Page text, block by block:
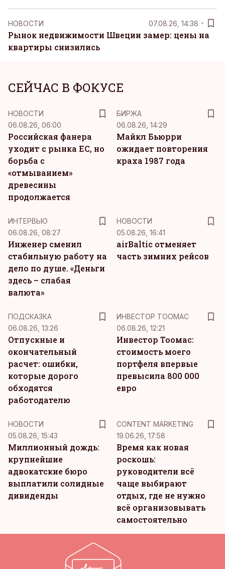
НОВОСТИ 07.08.26, 14:38
Рынок недвижимости Швеции замер: цены на
квартиры снизились
СЕЙЧАС В ФОКУСЕ
НОВОСТИ
06.08.26, 06:00
Российская фанера
уходит с рынка ЕС, но
борьба с
«отмыванием»
древесины
продолжается
БИРЖА
06.08.26, 14:29
Майкл Бьюрри
ожидает повторения
краха 1987 года
ИНТЕРВЬЮ
06.08.26, 08:27
Инженер сменил
стабильную работу на
дело по душе. «Деньги
здесь – слабая
валюта»
НОВОСТИ
05.08.26, 16:41
airBaltic отменяет
часть зимних рейсов
ПОДСКАЗКА
06.08.26, 13:26
Отпускные и
окончательный
расчет: ошибки,
которые дорого
обходятся
работодателю
ИНВЕСТОР ТООМАС
06.08.26, 12:21
Инвестор Тоомас:
стоимость моего
портфеля впервые
превысила 800 000
евро
НОВОСТИ
05.08.26, 15:43
Миллионный дождь:
крупнейшие
адвокатские бюро
выплатили солидные
дивиденды
CONTENT MARKETING
19.06.26, 17:58
Время как новая
роскошь:
руководители всё
чаще выбирают
отдых, где не нужно
всё организовывать
самостоятельно